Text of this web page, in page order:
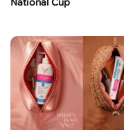
National Cup